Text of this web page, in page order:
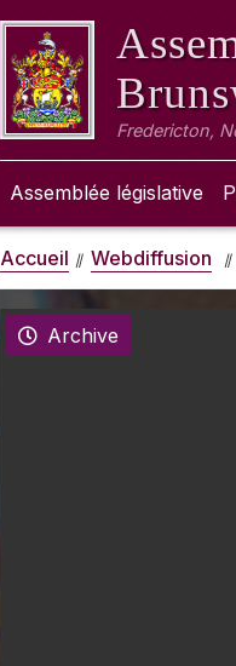
Fredericton,
Assemblée législative
Accueil Webdiffusion
Archive